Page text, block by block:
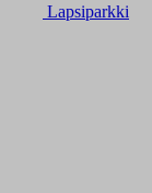
Lapsiparkki